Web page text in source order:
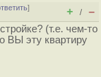
]
+ / –
(т.е. чем-то
ВЫ эту квартиру